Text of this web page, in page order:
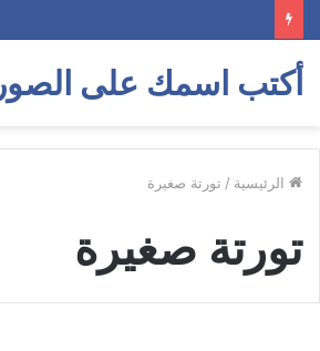
أكتب اسمك على الصور
الرئيسية / تورتة صغيرة
تورتة صغيرة